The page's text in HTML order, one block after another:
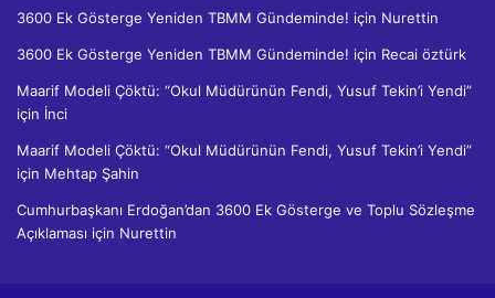
3600 Ek Gösterge Yeniden TBMM Gündeminde! için Nurettin
3600 Ek Gösterge Yeniden TBMM Gündeminde! için Recai öztürk
Maarif Modeli Çöktü: “Okul Müdürünün Fendi, Yusuf Tekin’i Yendi”
için İnci
Maarif Modeli Çöktü: “Okul Müdürünün Fendi, Yusuf Tekin’i Yendi”
için Mehtap Şahin
Cumhurbaşkanı Erdoğan’dan 3600 Ek Gösterge ve Toplu Sözleşme
Açıklaması için Nurettin